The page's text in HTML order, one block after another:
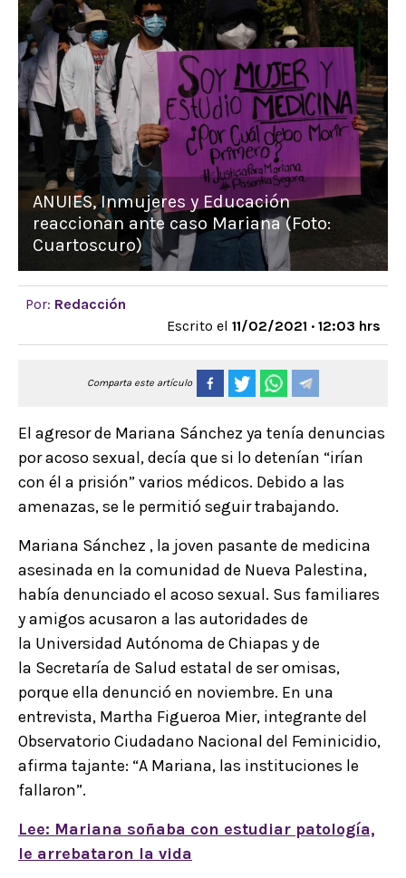
ANUIES, Inmujeres y Educación
reaccionan ante caso Mariana (Foto:
Cuartoscuro)
Por: Redacción
Escrito el 11/02/2021 · 12:03 hrs
Comparta este artículo
El agresor de Mariana Sánchez ya tenía denuncias
por acoso sexual, decía que si lo detenían “irían
con él a prisión” varios médicos. Debido a las
amenazas, se le permitió seguir trabajando.
Mariana Sánchez , la joven pasante de medicina
asesinada en la comunidad de Nueva Palestina,
había denunciado el acoso sexual. Sus familiares
y amigos acusaron a las autoridades de
la Universidad Autónoma de Chiapas y de
la Secretaría de Salud estatal de ser omisas,
porque ella denunció en noviembre. En una
entrevista, Martha Figueroa Mier, integrante del
Observatorio Ciudadano Nacional del Feminicidio,
afirma tajante: “A Mariana, las instituciones le
fallaron”.
Lee: Mariana soñaba con estudiar patología,
le arrebataron la vida